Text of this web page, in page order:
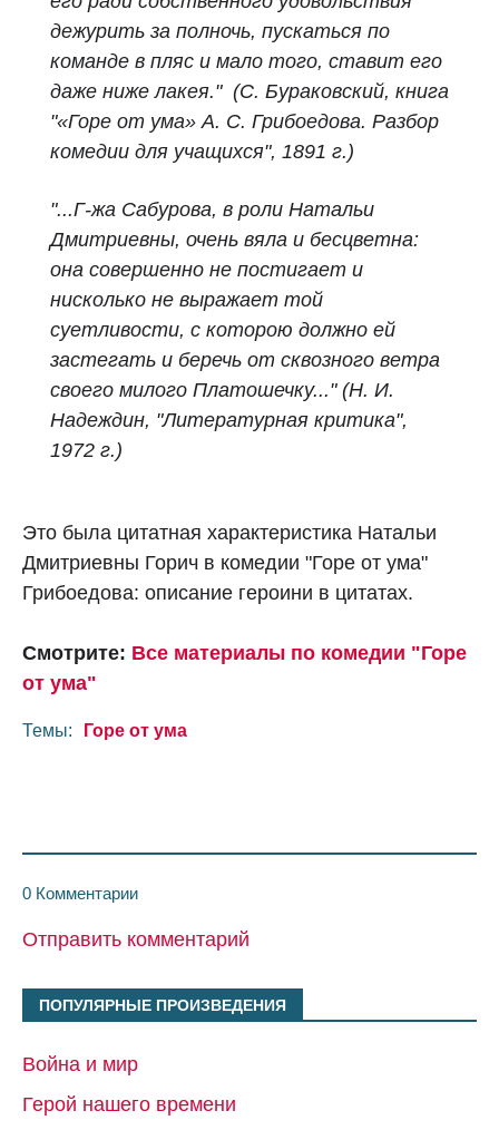
дежурить за полночь, пускаться по
команде в пляс и мало того, ставит его
даже ниже лакея." (С. Бураковский, книга
"«Горе от ума» А. С. Грибоедова. Разбор
комедии для учащихся", 1891 г.)
"...Г-жа Сабурова, в роли Натальи
Дмитриевны, очень вяла и бесцветна:
она совершенно не постигает и
нисколько не выражает той
суетливости, с которою должно ей
застегать и беречь от сквозного ветра
своего милого Платошечку..." (Н. И.
Надеждин, "Литературная критика",
1972 г.)
Это была цитатная характеристика Натальи
Дмитриевны Горич в комедии "Горе от ума"
Грибоедова: описание героини в цитатах.
Смотрите: Все материалы по комедии "Горе
от ума"
Темы: Горе от ума
0 Комментарии
Отправить комментарий
ПОПУЛЯРНЫЕ ПРОИЗВЕДЕНИЯ
Война и мир
Герой нашего времени